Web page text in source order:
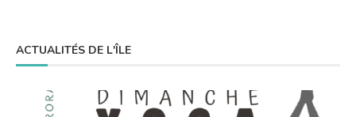
ACTUALITÉS DE L'ÎLE